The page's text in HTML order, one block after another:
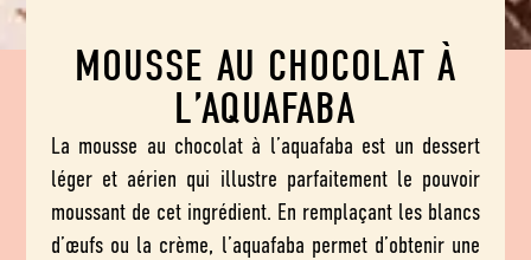
MOUSSE AU CHOCOLAT À
L’AQUAFABA
La mousse au chocolat à l’aquafaba est un dessert
léger et aérien qui illustre parfaitement le pouvoir
moussant de cet ingrédient. En remplaçant les blancs
d’œufs ou la crème, l’aquafaba permet d’obtenir une